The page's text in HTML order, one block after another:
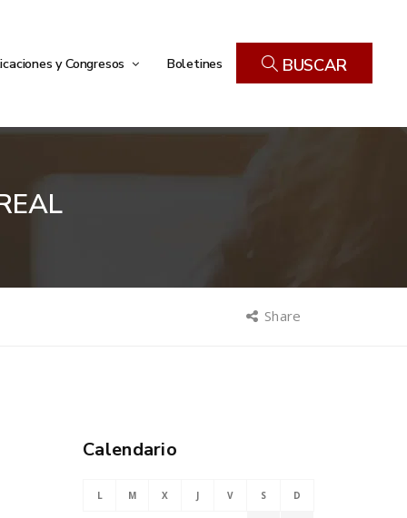
y Congresos Boletines BUSCAR
Share
Calendario
L M X J V S D